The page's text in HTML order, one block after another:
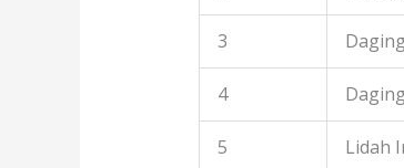
3
4
5 Lidah